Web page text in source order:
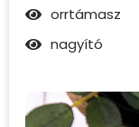
orrtámasz
nagyító